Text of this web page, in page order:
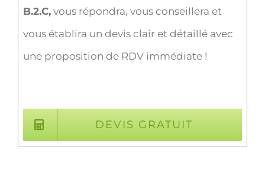
B.2.C,vous répondra, vous conseillera et
vous établira un devis clair et détaillé avec
une proposition de RDV immédiate !
DEVIS GRATUIT